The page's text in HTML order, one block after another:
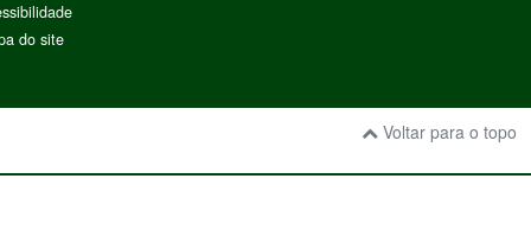
do site
Voltar para o topo